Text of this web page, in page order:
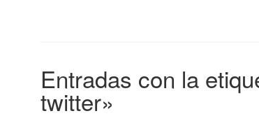
Entradas con la
twitter»